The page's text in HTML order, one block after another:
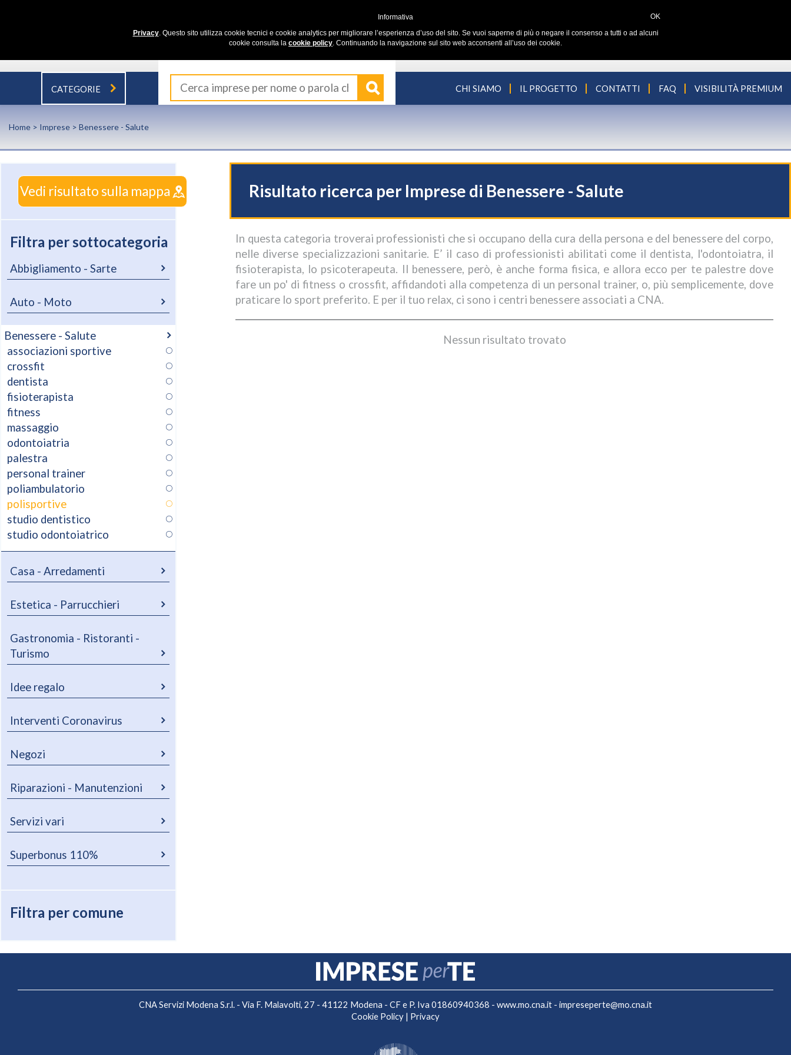
CATEGORIE CHI SIAMO IL PROGETTO CONTATTI FAQ VISIBILITÀ PREMIUM
Home > Imprese > Benessere - Salute
Vedi risultato sulla mappa
Filtra per sottocategoria
Abbigliamento - Sarte
Auto - Moto
Benessere - Salute
associazioni sportive
crossfit
dentista
fisioterapista
fitness
massaggio
odontoiatria
palestra
personal trainer
poliambulatorio
polisportive
studio dentistico
studio odontoiatrico
Casa - Arredamenti
Estetica - Parrucchieri
Gastronomia - Ristoranti -
Turismo
Idee regalo
Interventi Coronavirus
Negozi
Riparazioni - Manutenzioni
Servizi vari
Superbonus 110%
Filtra per comune
Risultato ricerca per Imprese di Benessere - Salute
In questa categoria troverai professionisti che si occupano della cura della persona e del benessere del corpo,
nelle diverse specializzazioni sanitarie. E’ il caso di professionisti abilitati come il dentista, l'odontoiatra, il
fisioterapista, lo psicoterapeuta. Il benessere, però, è anche forma fisica, e allora ecco per te palestre dove
fare un po' di fitness o crossfit, affidandoti alla competenza di un personal trainer, o, più semplicemente, dove
praticare lo sport preferito. E per il tuo relax, ci sono i centri benessere associati a CNA.
Nessun risultato trovato
CNA Servizi Modena S.r.l. - Via F. Malavolti, 27 - 41122 Modena - CF e P. Iva 01860940368 - www.mo.cna.it - impreseperte@mo.cna.it
Cookie Policy | Privacy
OK
Informativa
Privacy. Questo sito utilizza cookie tecnici e cookie analytics per migliorare l’esperienza d’uso del sito. Se vuoi saperne di più o negare il consenso a tutti o ad alcuni
cookie consulta la cookie policy. Continuando la navigazione sul sito web acconsenti all’uso dei cookie.